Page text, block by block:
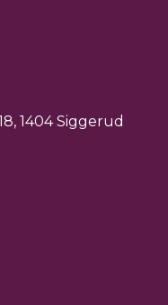
1404 Siggerud